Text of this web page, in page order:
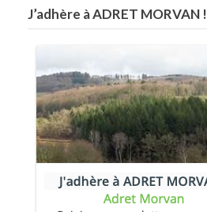
J’adhère à ADRET MORVAN !